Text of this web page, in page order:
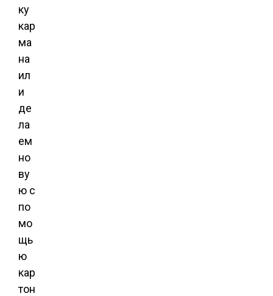
ку
кар
ма
на
ил
и
де
ла
ем
но
ву
ю с
по
мо
щь
ю
кар
тон